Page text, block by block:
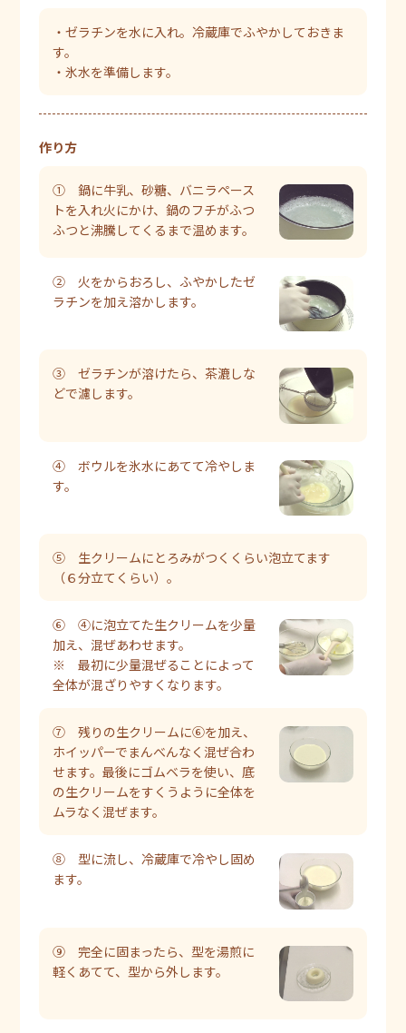
・ゼラチンを水に入れ。冷蔵庫でふやかしておきま
す。
・氷水を準備します。
作り方
① 鍋に牛乳、砂糖、バニラペース
トを入れ火にかけ、鍋のフチがふつ
ふつと沸騰してくるまで温めます。
② 火をからおろし、ふやかしたゼ
ラチンを加え溶かします。
③ ゼラチンが溶けたら、茶漉しな
どで濾します。
④ ボウルを氷水にあてて冷やしま
す。
⑤ 生クリームにとろみがつくくらい泡立てます
（６分立てくらい）。
⑥ ④に泡立てた生クリームを少量
加え、混ぜあわせます。
※ 最初に少量混ぜることによって
全体が混ざりやすくなります。
⑦ 残りの生クリームに⑥を加え、
ホイッパーでまんべんなく混ぜ合わ
せます。最後にゴムベラを使い、底
の生クリームをすくうように全体を
ムラなく混ぜます。
⑧ 型に流し、冷蔵庫で冷やし固め
ます。
⑨ 完全に固まったら、型を湯煎に
軽くあてて、型から外します。